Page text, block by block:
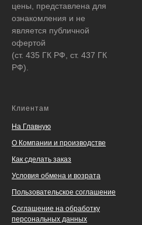
цены, представлена для
ознакомления и не
является публичной
офертой
(ст. 435 ГК РФ, ст. 437 ГК
РФ).
Клиентам
На Главную
О Компании и производстве
Как сделать заказ
Условия обмена и возрата
Пользовательское соглашение
Соглашение на обработку
персональных данных